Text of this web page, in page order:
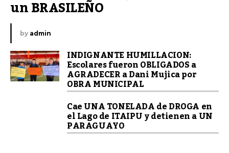
un BRASILEÑO
by admin
INDIGNANTE HUMILLACION:
Escolares fueron OBLIGADOS a
AGRADECER a Dani Mujica por
OBRA MUNICIPAL
Cae UNA TONELADA de DROGA en
el Lago de ITAIPU y detienen a UN
PARAGUAYO